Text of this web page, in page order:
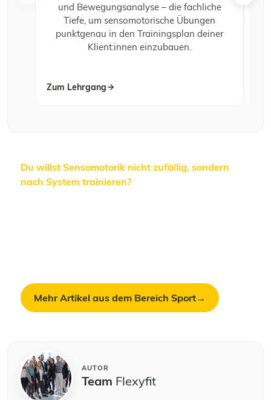
und Bewegungsanalyse – die fachliche
Tiefe, um sensomotorische Übungen
punktgenau in den Trainingsplan deiner
Klient:innen einzubauen.
Zum Lehrgang
Du willst Sensomotorik nicht zufällig, sondern
nach System trainieren?
Mehr Artikel aus dem Bereich Sport
AUTOR
Team Flexyfit